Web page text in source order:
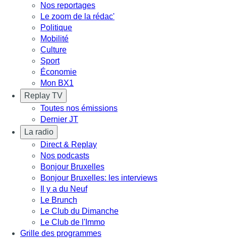
Nos reportages
Le zoom de la rédac'
Politique
Mobilité
Culture
Sport
Économie
Mon BX1
Replay TV
Toutes nos émissions
Dernier JT
La radio
Direct & Replay
Nos podcasts
Bonjour Bruxelles
Bonjour Bruxelles: les interviews
Il y a du Neuf
Le Brunch
Le Club du Dimanche
Le Club de l'Immo
Grille des programmes